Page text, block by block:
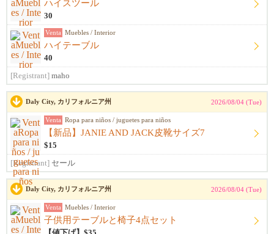
ハイスツール
30
Venta Muebles / Interior
ハイテーブル
40
[Registrant] maho
Daly City, カリフォルニア州 2026/08/04 (Tue)
Venta Ropa para niños / juguetes para niños
【新品】JANIE AND JACK皮靴サイズ7
$15
[Registrant] セール
Daly City, カリフォルニア州 2026/08/04 (Tue)
Venta Muebles / Interior
子供用テーブルと椅子4点セット